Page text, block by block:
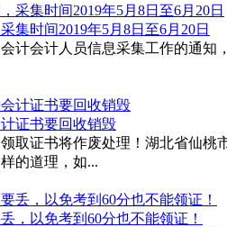
集时间2019年5月8日至6月20日
计会计人员信息采集工作的通知
证书要回收销毁
取证书将作废处理！湖北省仙
的道理，如...
，以免考到60分也不能领证！